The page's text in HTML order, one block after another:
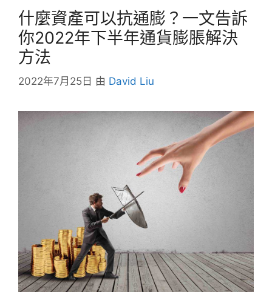
什麼資產可以抗通膨？一文告訴
你2022年下半年通貨膨脹解決
方法
2022年7月25日 由 David Liu